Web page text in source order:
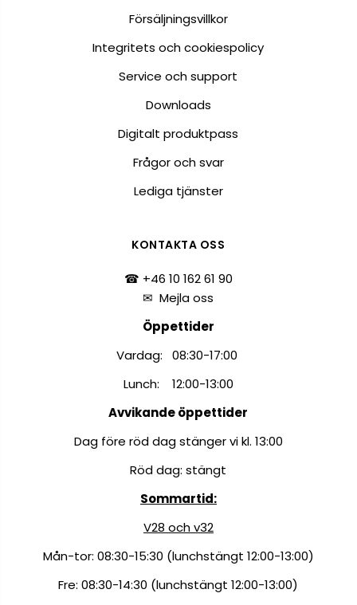
Försäljningsvillkor
Integritets och cookiespolicy
Service och support
Downloads
Digitalt produktpass
Frågor och svar
Lediga tjänster
KONTAKTA OSS
☎ +46 10 162 61 90
✉Mejla oss
Öppettider
Vardag: 08:30-17:00
Lunch: 12:00-13:00
Avvikande öppettider
Dag före röd dag stänger vi kl. 13:00
Röd dag: stängt
Sommartid:
V28 och v32
Mån-tor: 08:30-15:30 (lunchstängt 12:00-13:00)
Fre: 08:30-14:30 (lunchstängt 12:00-13:00)